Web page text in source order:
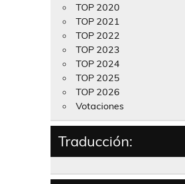
TOP 2020
TOP 2021
TOP 2022
TOP 2023
TOP 2024
TOP 2025
TOP 2026
Votaciones
Traducción: